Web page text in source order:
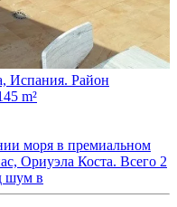
Испания. Район
m²
моря в премиальном
Ориуэла Коста. Всего 2
шум в